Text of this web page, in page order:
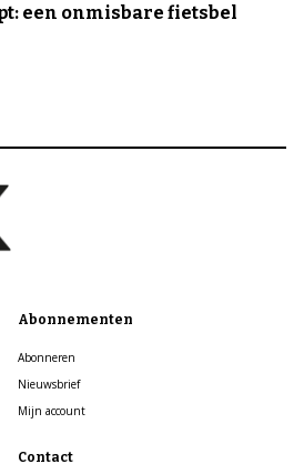
een onmisbare fietsbel
Abonnementen
Abonneren
Nieuwsbrief
Mijn account
Contact